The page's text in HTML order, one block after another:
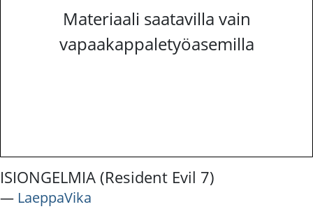
Materiaali saatavilla vain
vapaakappaletyöasemilla
ISIONGELMIA (Resident Evil 7)
― LaeppaVika